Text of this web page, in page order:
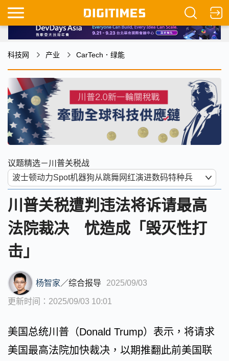
科技网 产业 CarTech．绿能
议题精选－川普关税战
川普关税遭判违法将诉请最高
法院裁决 忧造成「毁灭性打
击」
杨智家 ／综合报导 2025/09/03
更新时间：2025/09/03 10:01
美国总统川普（Donald Trump）表示，将请求
美国最高法院加快裁决，以期推翻此前美国联